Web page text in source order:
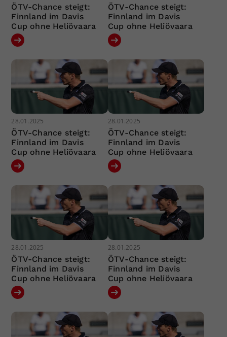
ÖTV-Chance steigt:
Finnland im Davis
Cup ohne Heliövaara
ÖTV-Chance steigt:
Finnland im Davis
Cup ohne Heliövaara
28.01.2025
ÖTV-Chance steigt:
Finnland im Davis
Cup ohne Heliövaara
28.01.2025
ÖTV-Chance steigt:
Finnland im Davis
Cup ohne Heliövaara
28.01.2025
ÖTV-Chance steigt:
Finnland im Davis
Cup ohne Heliövaara
28.01.2025
ÖTV-Chance steigt:
Finnland im Davis
Cup ohne Heliövaara